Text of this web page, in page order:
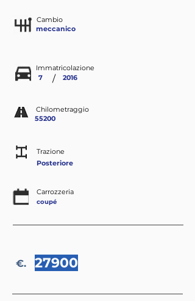
Cambio
meccanico
Immatricolazione
2016
7 /
Chilometraggio
55200
Trazione
Posteriore
Carrozzeria
coupé
€. 27900